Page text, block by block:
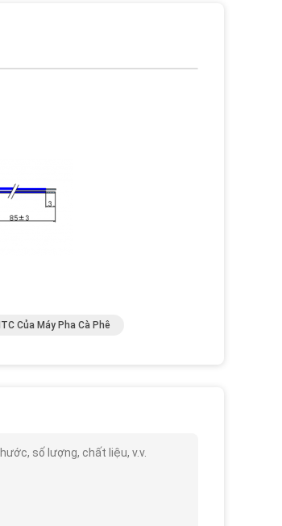
Của Máy Pha Cà Phê
số lượng, chất liệu, v.v.